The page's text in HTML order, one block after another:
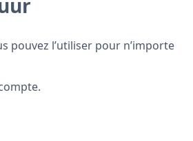
pouvez l’utiliser pour n’importe